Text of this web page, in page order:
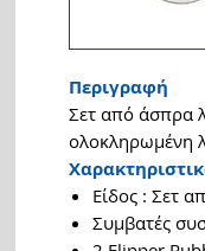
Περιγραφή
Σετ από άσπρα
ολοκληρωμένη
Είδος : Σετ
Συμβατές